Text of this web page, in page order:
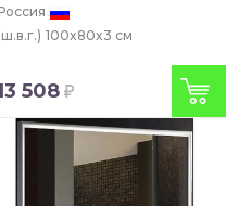
100x80x3 см
508